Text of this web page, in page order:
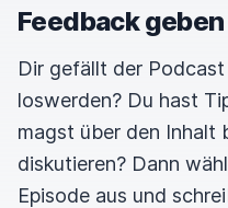
Feedback geben
Dir gefällt der
loswerden? Du hast
magst über den Inhalt
diskutieren? Dann
Episode aus und